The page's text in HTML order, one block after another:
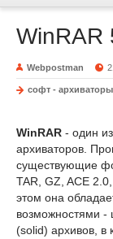
WinRAR
Webpostman
софт - архиваторы
WinRAR - один
архиваторов.
существующие
TAR, GZ, ACE
этом она
возможностями
(solid) архивов, в